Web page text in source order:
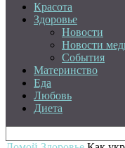
Красота
Здоровье
Новости
Новости
События
Материнство
Еда
Любовь
Диета